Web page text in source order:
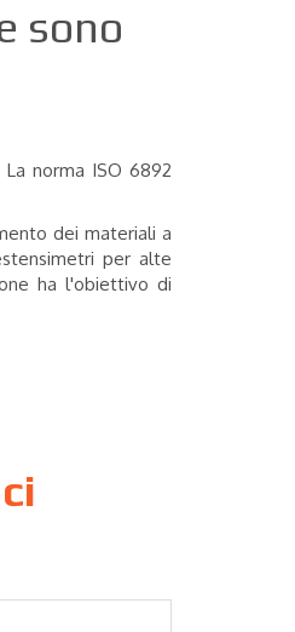
sono
norma ISO 6892
dei materiali a
per alte
ha l'obiettivo di